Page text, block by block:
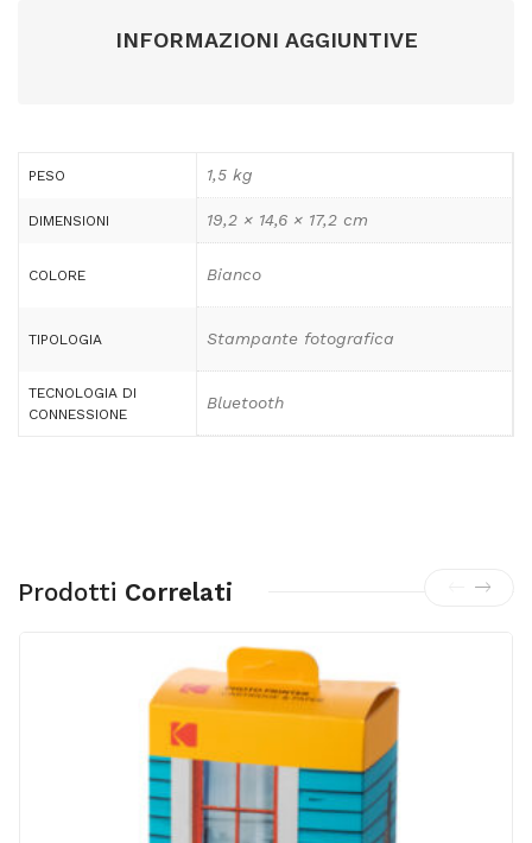
INFORMAZIONI AGGIUNTIVE
PESO 1,5 kg
DIMENSIONI 19,2 × 14,6 × 17,2 cm
COLORE Bianco
TIPOLOGIA Stampante fotografica
TECNOLOGIA DI
CONNESSIONE
Bluetooth
Prodotti Correlati